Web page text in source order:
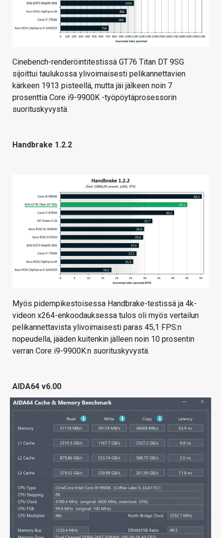
Cinebench-renderöintitestissä GT76 Titan DT 9SG
sijoittui taulukossa ylivoimaisesti pelikannettavien
kärkeen 1913 pisteellä, mutta jäi jälkeen noin 7
prosenttia Core i9-9900K -työpöytäprosessorin
suorituskyvystä.
Handbrake 1.2.2
Myös pidempikestoisessa Handbrake-testissä ja 4k-
videon x264-enkoodauksessa tulos oli myös vertailun
pelikannettavista ylivoimaisesti paras 45,1 FPS:n
nopeudella, jääden kuitenkin jälleen noin 10 prosentin
verran Core i9-9900K:n suorituskyvystä.
AIDA64 v6.00